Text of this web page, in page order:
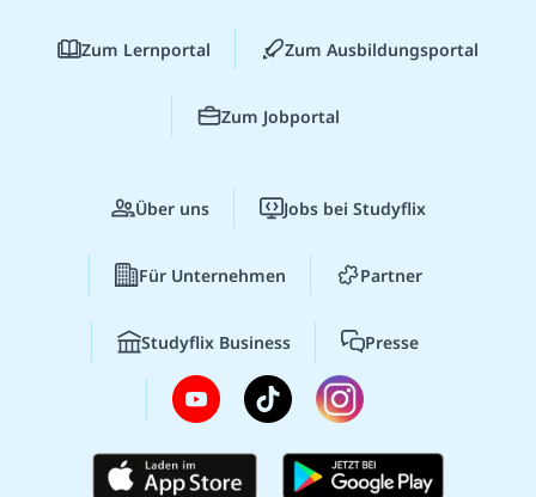
Zum Lernportal Zum Ausbildungsportal
Zum Jobportal
Über uns Jobs bei Studyflix
Für Unternehmen Partner
Studyflix Business Presse